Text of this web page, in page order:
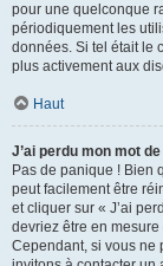
pour une quelconque
périodiquement les
données. Si tel était le
plus activement aux
Haut
J’ai perdu mon mot
Pas de panique ! Bien
peut facilement être
et cliquer sur « J’ai
devriez être en
Cependant, si vous ne